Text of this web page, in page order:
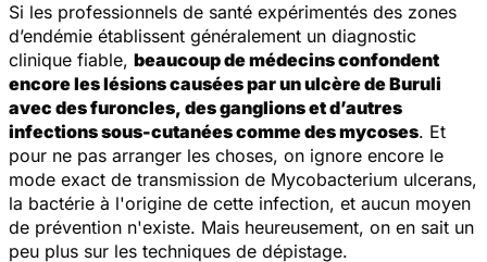
Si les professionnels de santé expérimentés des zones
d’endémie établissent généralement un diagnostic
clinique fiable, beaucoup de médecins confondent
encore les lésions causées par un ulcère de Buruli
avec des furoncles, des ganglions et d’autres
infections sous-cutanées comme des mycoses. Et
pour ne pas arranger les choses, on ignore encore le
mode exact de transmission de Mycobacterium ulcerans,
la bactérie à l'origine de cette infection, et aucun moyen
de prévention n'existe. Mais heureusement, on en sait un
peu plus sur les techniques de dépistage.